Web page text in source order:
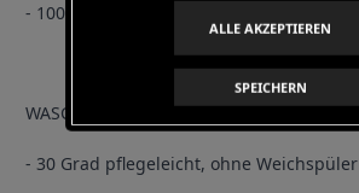
- 100% Pima-Baumwolle
WASCHHINWEISE
- 30 Grad pflegeleicht, ohne Weichspüler
ALLE AKZEPTIEREN
SPEICHERN